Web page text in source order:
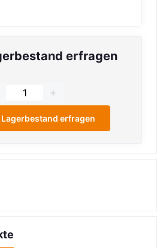
erfragen
Lagerbestand erfragen